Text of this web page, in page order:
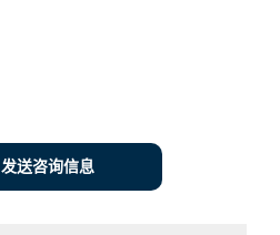
发送咨询信息